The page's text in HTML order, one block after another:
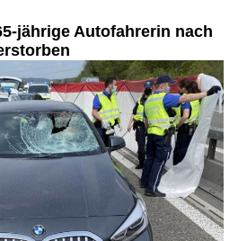
jährige Autofahrerin nach